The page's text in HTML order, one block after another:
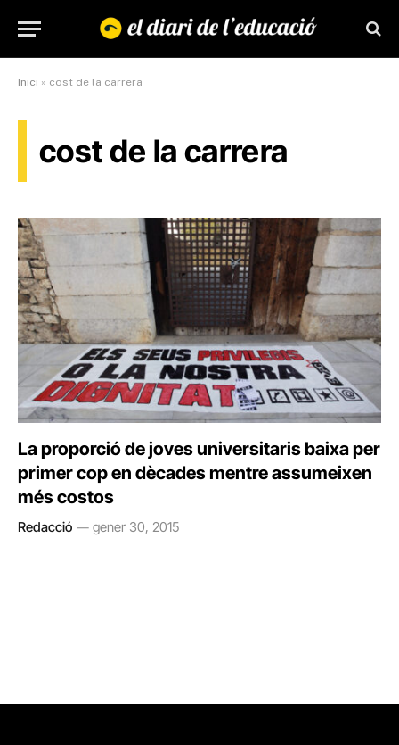
Inici » cost de la carrera
cost de la carrera
La proporció de joves universitaris baixa per
primer cop en dècades mentre assumeixen
més costos
Redacció gener 30, 2015